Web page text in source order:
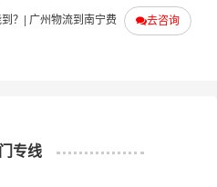
去咨询
？ | 广州物流到南宁费
专线